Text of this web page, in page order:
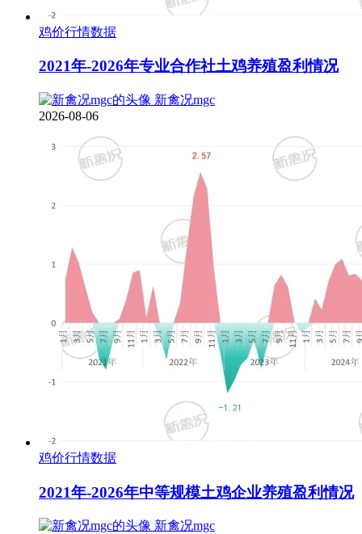
鸡价行情数据
2021年-2026年专业合作社土鸡养殖盈利情况
新禽况mgc
2026-08-06
鸡价行情数据
2021年-2026年中等规模土鸡企业养殖盈利情况
新禽况mgc